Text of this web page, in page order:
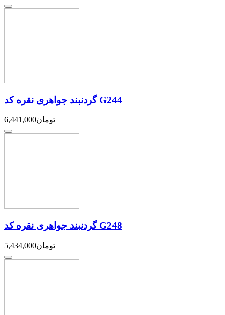
گردنبند جواهری نقره کد G244
6,441,000تومان
گردنبند جواهری نقره کد G248
5,434,000تومان